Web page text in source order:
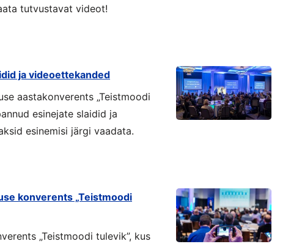
tutvustavat videot!
ja videoettekanded
aastakonverents „Teistmoodi
esinejate slaidid ja
esinemisi järgi vaadata.
konverents „Teistmoodi
„Teistmoodi tulevik”, kus